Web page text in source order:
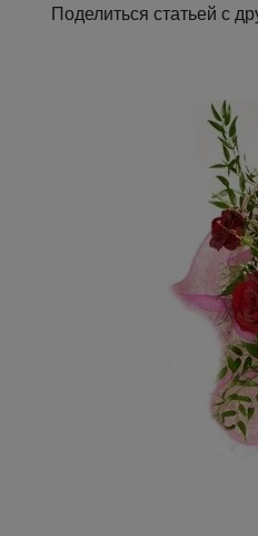
Поделиться статьей с